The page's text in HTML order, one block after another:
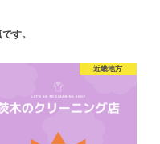
す。
近畿地方